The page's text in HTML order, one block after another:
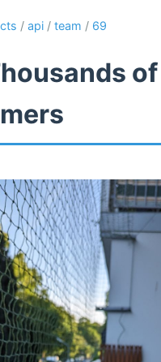
/ api / team / 69